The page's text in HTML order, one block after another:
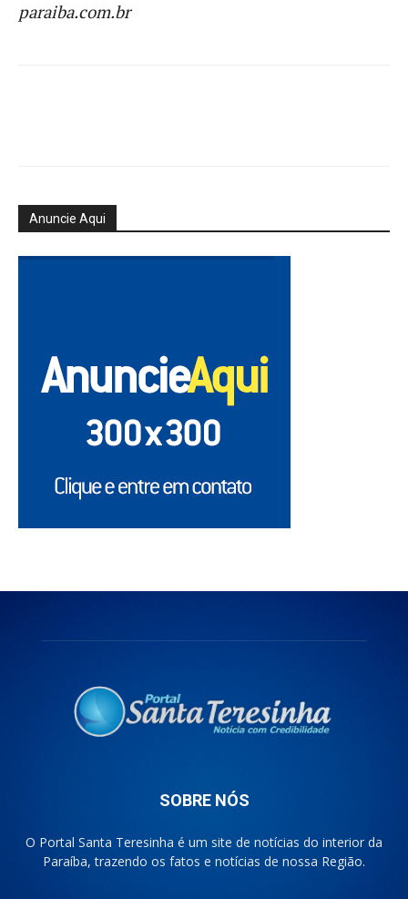
paraiba.com.br
Anuncie Aqui
SOBRE NÓS
O Portal Santa Teresinha é um site de notícias do interior da
Paraíba, trazendo os fatos e notícias de nossa Região.